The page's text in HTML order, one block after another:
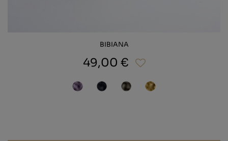
BIBIANA
49,00 €